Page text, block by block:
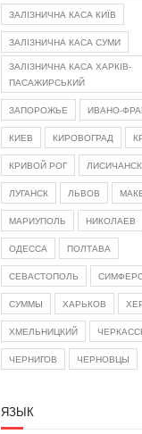
ЗАЛІЗНИЧНА КАСА КИЇВ
ЗАЛІЗНИЧНА КАСА СУМИ
ЗАЛІЗНИЧНА КАСА ХАРКІВ-
ПАСАЖИРСЬКИЙ
ЗАПОРОЖЬЕ ИВАНО-
КИЕВ КИРОВОГРАД
КРИВОЙ РОГ ЛИСИЧАНСК
ЛУГАНСК ЛЬВОВ
МАРИУПОЛЬ НИКОЛАЕВ
ОДЕССА ПОЛТАВА
СЕВАСТОПОЛЬ
СУММЫ ХАРЬКОВ
ХМЕЛЬНИЦКИЙ
ЧЕРНИГОВ ЧЕРНОВЦЫ
ЯЗЫК